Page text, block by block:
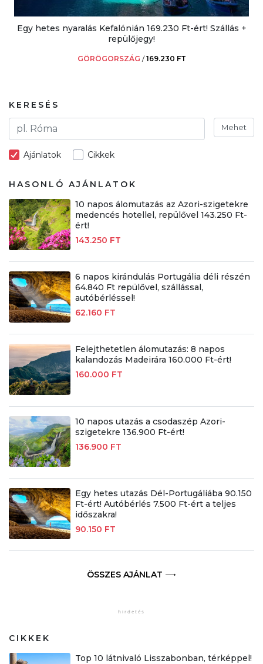
Egy hetes nyaralás Kefalónián 169.230 Ft-ért! Szállás +
repülőjegy!
GÖRÖGORSZÁG /169.230 FT
KERESÉS
Mehet
Ajánlatok Cikkek
HASONLÓ AJÁNLATOK
10 napos álomutazás az Azori-szigetekre
medencés hotellel, repülővel 143.250 Ft-
ért!
143.250 FT
6 napos kirándulás Portugália déli részén
64.840 Ft repülővel, szállással,
autóbérléssel!
62.160 FT
Felejthetetlen álomutazás: 8 napos
kalandozás Madeirára 160.000 Ft-ért!
160.000 FT
10 napos utazás a csodaszép Azori-
szigetekre 136.900 Ft-ért!
136.900 FT
Egy hetes utazás Dél-Portugáliába 90.150
Ft-ért! Autóbérlés 7.500 Ft-ért a teljes
időszakra!
90.150 FT
ÖSSZES AJÁNLAT
CIKKEK
Top 10 látnivaló Lisszabonban, térképpel!